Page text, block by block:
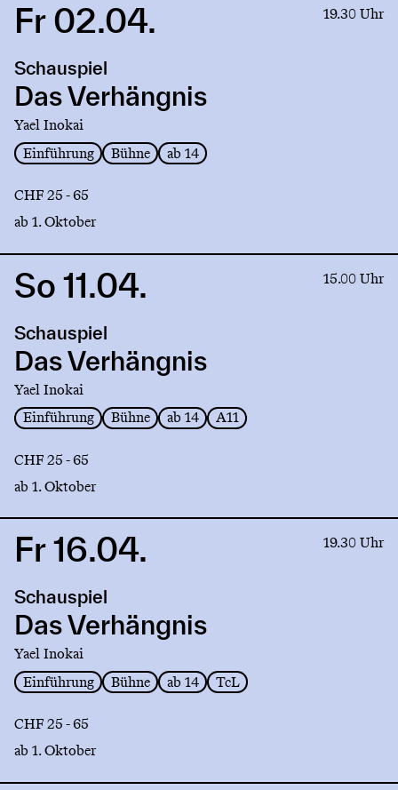
Link
Das
Verhängnis
Fr 02.04. 19.30 Uhr
Schauspiel
Das Verhängnis
Yael Inokai
Einführung
Bühne ab 14
CHF 25 - 65
ab 1. Oktober
Link
Das
Verhängnis
So 11.04. 15.00 Uhr
Schauspiel
Das Verhängnis
Yael Inokai
Einführung
Bühne ab 14 A11
CHF 25 - 65
ab 1. Oktober
Link
Das
Verhängnis
Fr 16.04. 19.30 Uhr
Schauspiel
Das Verhängnis
Yael Inokai
Einführung
Bühne ab 14 TcL
CHF 25 - 65
ab 1. Oktober